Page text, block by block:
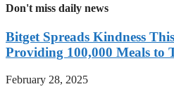
Don't miss daily news
Bitget Spreads Kindness
Providing 100,000 Meals to
February 28, 2025